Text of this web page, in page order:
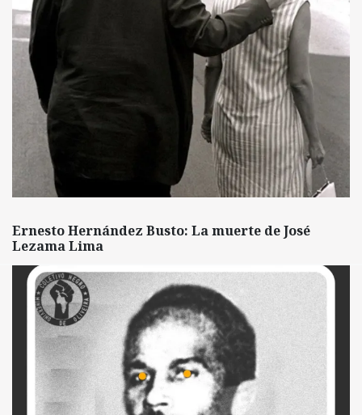
Ernesto Hernández Busto: La muerte de José
Lezama Lima